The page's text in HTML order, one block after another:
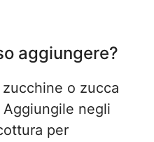
aggiungere?
o zucca
negli
per